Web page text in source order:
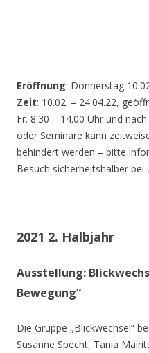
Eröffnung: Donnerstag
Zeit: 10.02. – 24.04.22,
Fr. 8.30 – 14.00 Uhr und
oder Seminare kann
behindert werden – bitte
Besuch sicherheitshalber bei
2021 2. Halbjahr
Ausstellung:
Bewegung“
Die Gruppe „Blickwechsel“
Susanne Specht, Tania